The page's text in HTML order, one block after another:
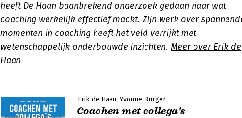
heeft De Haan baanbrekend onderzoek gedaan naar wat
coaching werkelijk effectief maakt. Zijn werk over
momenten in coaching heeft het veld verrijkt met
wetenschappelijk onderbouwde inzichten. Meer over Erik de
Haan
Erik de Haan Yvonne Burger
Coachen met collega's